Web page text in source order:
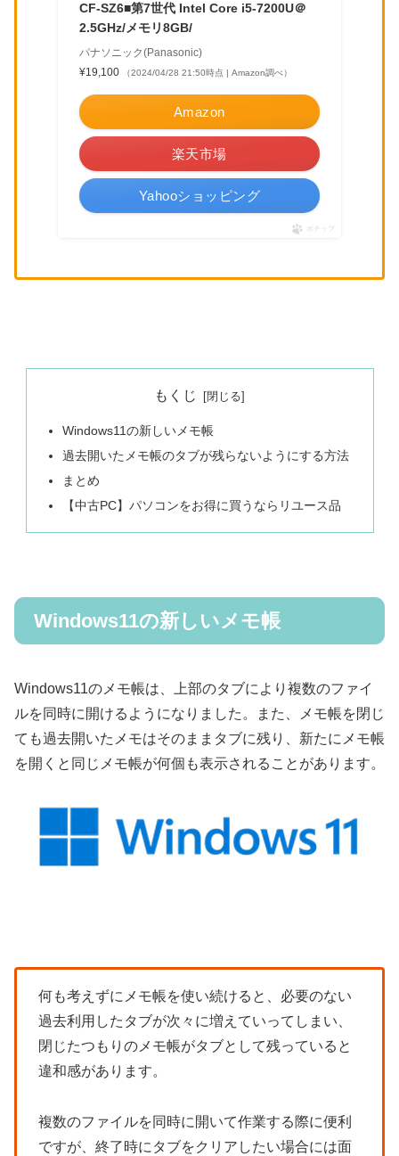
CF-SZ6■第7世代 Intel Core i5-7200U＠
2.5GHz/メモリ8GB/
パナソニック(Panasonic)
¥19,100
（2024/04/28 21:50時点 | Amazon調べ）
Amazon
楽天市場
Yahooショッピング
ポチップ
もくじ
Windows11の新しいメモ帳
過去開いたメモ帳のタブが残らないようにする方法
まとめ
【中古PC】パソコンをお得に買うならリユース品
Windows11の新しいメモ帳
Windows11のメモ帳は、上部のタブにより複数のファイ
ルを同時に開けるようになりました。また、メモ帳を閉じ
ても過去開いたメモはそのままタブに残り、新たにメモ帳
を開くと同じメモ帳が何個も表示されることがあります。
何も考えずにメモ帳を使い続けると、必要のない
過去利用したタブが次々に増えていってしまい、
閉じたつもりのメモ帳がタブとして残っていると
違和感があります。
複数のファイルを同時に開いて作業する際に便利
ですが、終了時にタブをクリアしたい場合には面